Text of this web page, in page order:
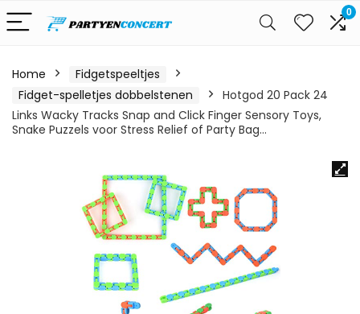
0
Home
Fidgetspeeltjes
Fidget-spelletjes dobbelstenen
Hotgod 20 Pack 24
Links Wacky Tracks Snap and Click Finger Sensory Toys,
Snake Puzzels voor Stress Relief of Party Bag…